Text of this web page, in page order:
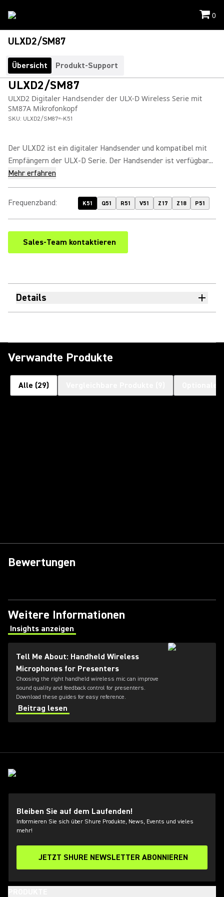
0
ULXD2/SM87
Übersicht Produkt-Support
ULXD2/SM87
ULXD2 Digitaler Handsender der ULX-D Wireless Serie mit
SM87A Mikrofonkopf
SKU: ULXD2/SM87=-K51
Der ULXD2 ist ein digitaler Handsender und kompatibel mit
Empfängern der ULX-D Serie. Der Handsender ist verfügbar...
Mehr erfahren
Frequenzband: K51 Q51 R51 V51 Z17 Z18 P51
Sales-Team kontaktieren
Details
Verwandte Produkte
Alle (29)
Bewertungen
Weitere Informationen
Insights anzeigen
(Opens in a new tab)
Tell Me About: Handheld Wireless
Microphones for Presenters
Choosing the right handheld wireless mic can improve
sound quality and feedback control for presenters.
Download these guides for easy reference.
Beitrag lesen
Bleiben Sie auf dem Laufenden!
Informieren Sie sich über Shure Produkte, News, Events und vieles
mehr!
JETZT SHURE NEWSLETTER ABONNIEREN